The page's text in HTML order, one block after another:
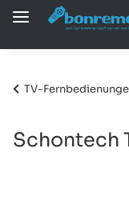
TV-
Schontech